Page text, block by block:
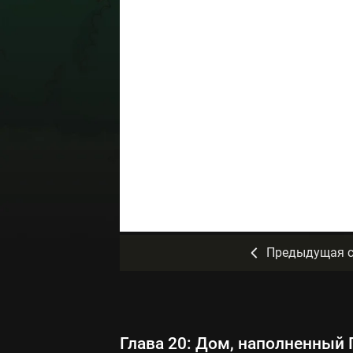
Предыдущая
Глава 20: Дом, наполненный